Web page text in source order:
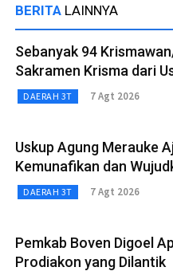
BERITA LAINNYA
Sebanyak 94
Sakramen Krisma dari
DAERAH 3T 7 Agt 2026
Uskup Agung Merauke
Kemunafikan dan
DAERAH 3T 7 Agt 2026
Pemkab Boven Digoel
Prodiakon yang Dilantik